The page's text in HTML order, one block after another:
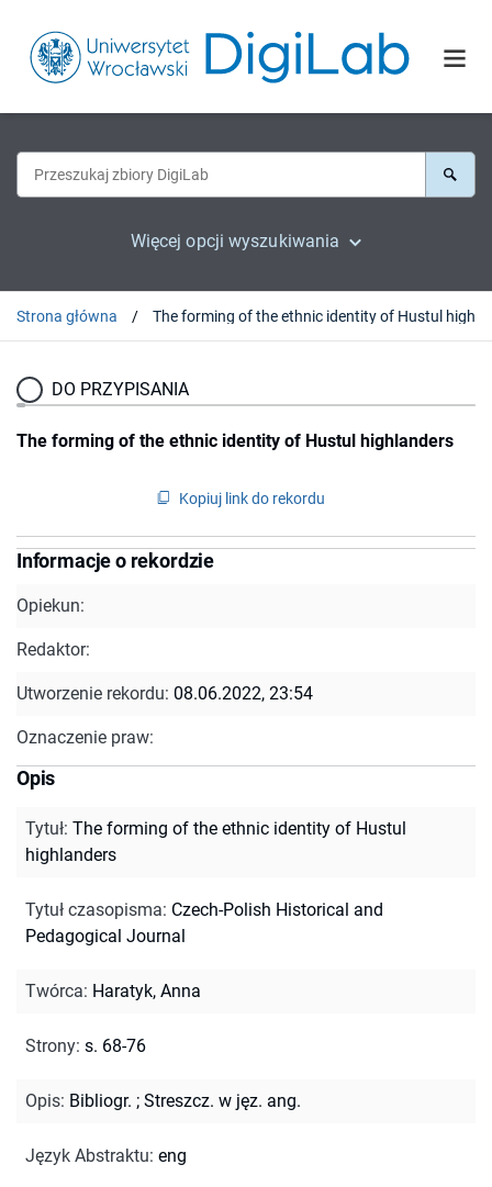
Więcej opcji wyszukiwania
Strona główna
DO PRZYPISANIA
The forming of the ethnic identity of Hustul highlanders
Kopiuj link do rekordu
Informacje o rekordzie
Opiekun:
Redaktor:
Utworzenie rekordu: 08.06.2022, 23:54
Oznaczenie praw:
Opis
Tytuł: The forming of the ethnic identity of Hustul
highlanders
Tytuł czasopisma: Czech-Polish Historical and
Pedagogical Journal
Twórca: Haratyk, Anna
Strony: s. 68-76
Opis: Bibliogr. ; Streszcz. w jęz. ang.
Język Abstraktu: eng